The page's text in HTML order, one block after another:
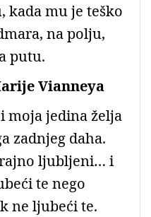
kada mu je teško
na polju,
putu.
Vianneya
moja jedina želja
zadnjeg daha.
ljubljeni… i
te nego
ne ljubeći te.